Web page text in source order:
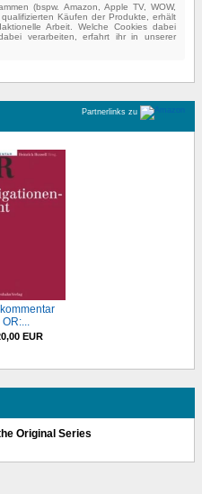
(bspw. Amazon, Apple TV, WOW,
Käufen der Produkte, erhält
Arbeit. Welche Cookies dabei
verarbeiten, erfahrt ihr in unserer
Partnerlinks zu
OR:...
EUR
Original Series